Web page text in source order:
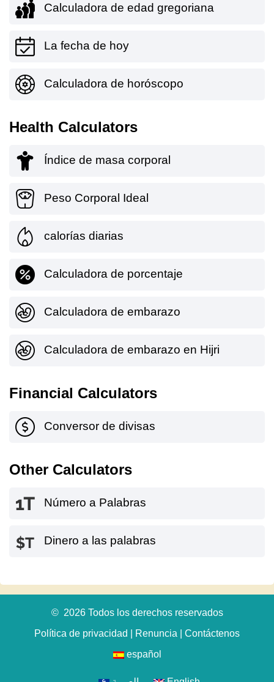
Calculadora de edad gregoriana
La fecha de hoy
Calculadora de horóscopo
Health Calculators
Índice de masa corporal
Peso Corporal Ideal
calorías diarias
Calculadora de porcentaje
Calculadora de embarazo
Calculadora de embarazo en Hijri
Financial Calculators
Conversor de divisas
Other Calculators
Número a Palabras
Dinero a las palabras
© 2026 Todos los derechos reservados
Política de privacidad
Renuncia
Contáctenos
español